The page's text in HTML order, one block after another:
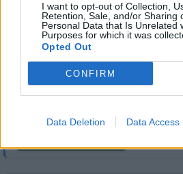
I want to opt-out of Collection,
Retention, Sale, and/or Sharing
Personal Data that Is Unrelated
Purposes for which it was
Opted Out
CONFIRM
Data Deletion Data Access
Smazaný|Předmět: RE:
Reakce na příspěvek
on ještě žije ?